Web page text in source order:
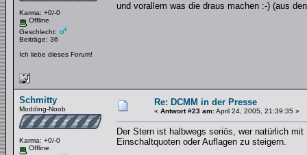
Karma: +0/-0
Offline
Geschlecht:
Beiträge: 36
Ich liebe dieses Forum!
und vorallem was die draus machen :-) (aus
Schmitty
Modding-Noob
Karma: +0/-0
Offline
Re: DCMM in der Presse
« Antwort #23 am:April 24, 2005, 21:39:35 »
Der Stern ist halbwegs seriös, wer natürlich
Einschaltquoten oder Auflagen zu steigern.